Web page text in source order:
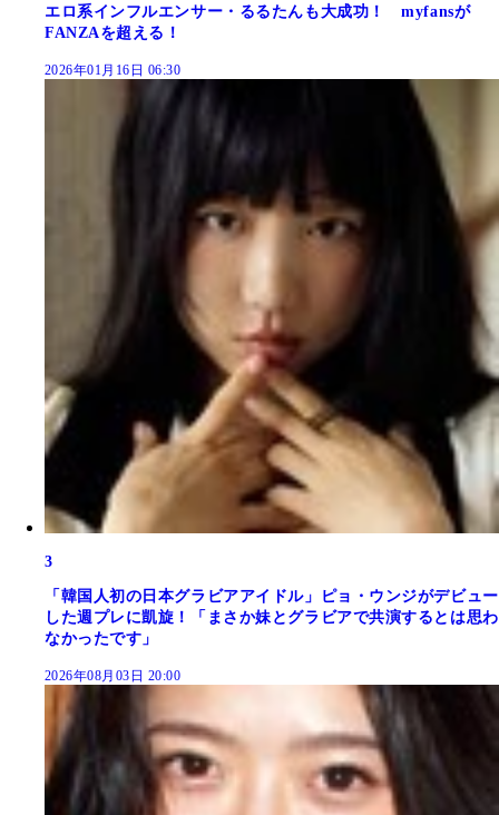
エロ系インフルエンサー・るるたんも大成功！ myfansが
FANZAを超える！
2026年01月16日 06:30
3
「韓国人初の日本グラビアアイドル」ピョ・ウンジがデビュー
した週プレに凱旋！「まさか妹とグラビアで共演するとは思わ
なかったです」
2026年08月03日 20:00